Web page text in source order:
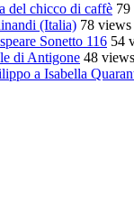
del chicco di caffè 79
(Italia) 78 views
Sonetto 116 54
di Antigone 48 views
a Isabella